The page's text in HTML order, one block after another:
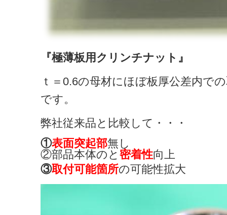
『極薄板用クリンチナット 』
ｔ＝0.6の母材にほぼ板厚公差内で
です。
弊社従来品と比較して・・・
①表面突起部無し
②部品本体のと密着性向上
③取付可能箇所の可能性拡大